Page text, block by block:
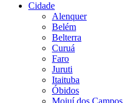
Cidade
Alenquer
Belém
Belterra
Curuá
Faro
Juruti
Itaituba
Óbidos
Mojuí dos Campos